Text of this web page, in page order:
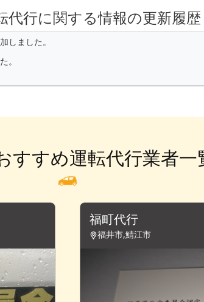
代行に関する情報の更新履歴
しました。
。
すすめ運転代行業者一
福町代行
福井市,鯖江市